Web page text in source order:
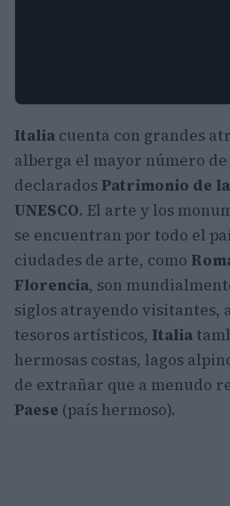
Italia cuenta con grandes
alberga el mayor número
declarados Patrimonio de
UNESCO. El arte y los
se encuentran por todo el
ciudades de arte, como
Florencia, son
siglos atrayendo visitantes,
tesoros artísticos, Italia
hermosas costas, lagos
de extrañar que a menudo
Paese (país hermoso).